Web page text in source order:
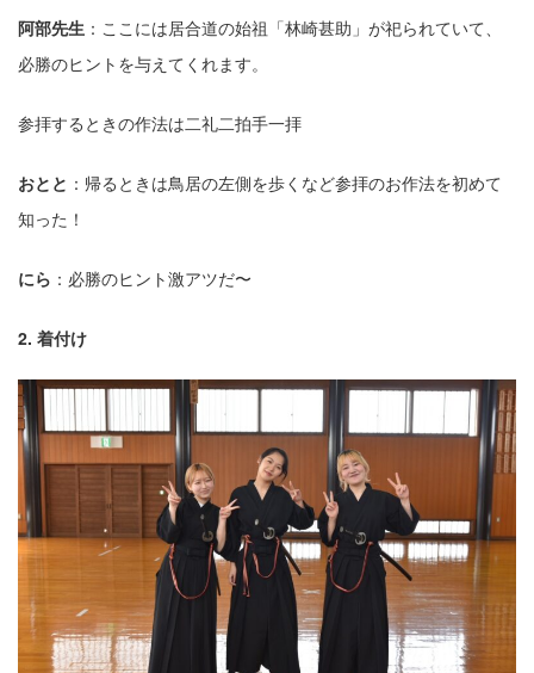
阿部先⽣ ：ここには居合道の始祖「林崎甚助」が祀られていて、
必勝のヒントを与えてくれます。
参拝するときの作法は⼆礼⼆拍⼿⼀拝
おとと ：帰るときは⿃居の左側を歩くなど参拝のお作法を初めて
知った！
にら ：必勝のヒント激アツだ〜
2. 着付け